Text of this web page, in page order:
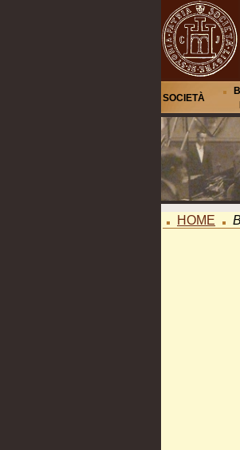
SOCIETÀ
HOME